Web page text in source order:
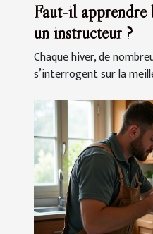
Faut-il apprendre
un instructeur ?
Chaque hiver, de
s’interrogent sur la